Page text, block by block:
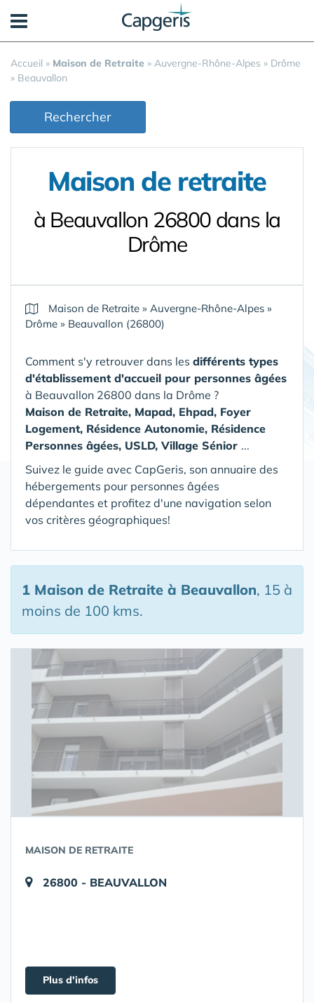
Accueil » Maison de Retraite » Auvergne-Rhône-Alpes » Drôme
» Beauvallon
Rechercher
Maison de retraite
à Beauvallon 26800 dans la
Drôme
Maison de Retraite » Auvergne-Rhône-Alpes »
Drôme » Beauvallon (26800)
Comment s'y retrouver dans les différents types
d'établissement d'accueil pour personnes âgées
à Beauvallon 26800 dans la Drôme ?
Maison de Retraite, Mapad, Ehpad, Foyer
Logement, Résidence Autonomie, Résidence
Personnes âgées, USLD, Village Sénior ...
Suivez le guide avec CapGeris, son annuaire des
hébergements pour personnes âgées
dépendantes et profitez d'une navigation selon
vos critères géographiques!
1 Maison de Retraite à Beauvallon, 15 à
moins de 100 kms.
MAISON DE RETRAITE
26800 - BEAUVALLON
Plus d'infos